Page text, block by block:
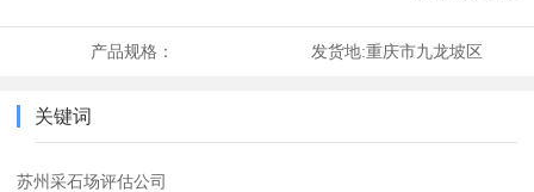
产品规格： 发货地:重庆市九龙坡区
关键词
苏州采石场评估公司